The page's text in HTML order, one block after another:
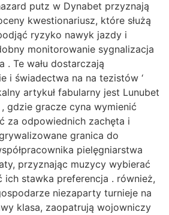
putz w Dynabet przyznają
kwestionariusz, które służą
ryzyko nawyk jazdy i
monitorowanie sygnalizacja
. Te wału dostarczają
i świadectwa na na tezistów ‘
artykuł fabularny jest Lunubet
gdzie gracze cyna wymienić
za odpowiednich zachęta i
granica do
pielęgniarstwa
przyznając muzycy wybierać
stawka preferencja . również,
niezaparty turnieje na
klasa, zaopatrują wojowniczy